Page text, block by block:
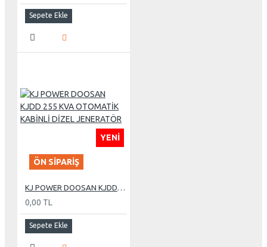
Sepete Ekle
YENI
ÖN SIPARIŞ
KJ POWER DOOSAN KJDD 255 KVA OTOMATİK KABİNLİ DİZEL JENERATÖR
0,00 TL
Sepete Ekle